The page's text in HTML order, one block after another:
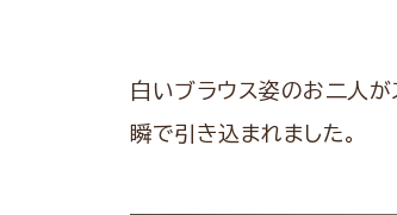
白いブラウス姿のお二人が
瞬で引き込まれました。